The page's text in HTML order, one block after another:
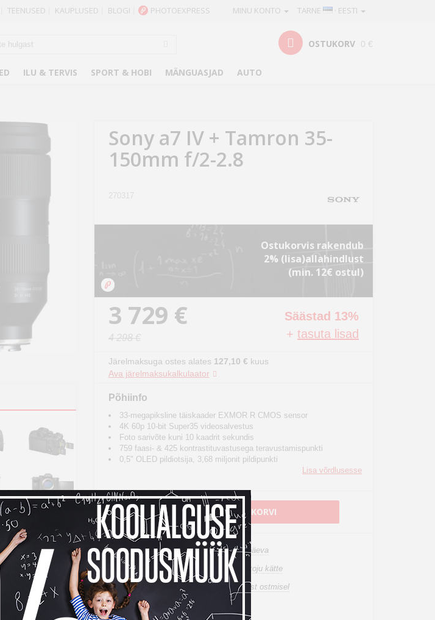
TARNE · EESTI
MINU KONTO
TEENUSED KAUPLUSED BLOGI PHOTOEXPRESS
OSTUKORV 0 €
ILU & TERVIS SPORT & HOBI MÄNGUASJAD AUTO
Sony a7 IV + Tamron 35-
150mm f/2-2.8
270317
Ostukorvis rakendub
2% (lisa)allahindlust
(min. 12€ ostul)
3 729 €
+ tasuta lisad
Säästad 13%
4 298 €
Järelmaksuga ostes alates 127,10 € kuus
Ava järelmaksukalkulaator
Põhiinfo
33-megapiksline täiskaader EXMOR R CMOS sensor
4K 60p 10-bit Super35 videosalvestus
Foto sarivõte kuni 10 kaadrit sekundis
759 faasi- & 425 kontrastituvastusega teravustamispunkti
0,5" OLED pildiotsija, 3,68 miljonit pildipunkti
Lisa võrdlusesse
LISA OSTUKORVI
Toode on laos, tarneaeg 1-2 tööpäeva
See toode tuuakse sulle tasuta koju kätte
14
14 päeva tagastusõigus internetist ostmisel
Küsi vahetuspakkumist